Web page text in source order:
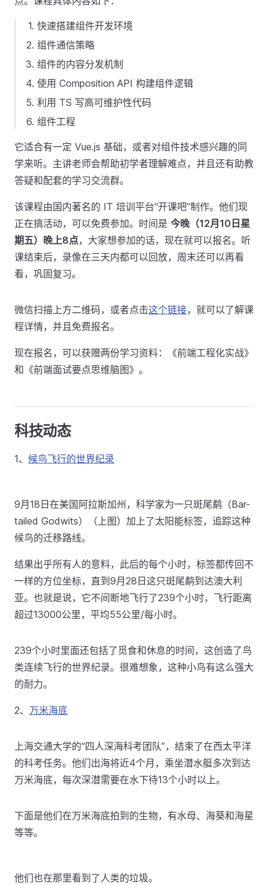
快速搭建组件开发环境
组件通信策略
组件的内容分发机制
使用 Composition API 构建组件逻辑
利用 TS 写高可维护性代码
组件工程
它适合有一定 Vue.js 基础，或者对组件技术感兴趣的同
学来听。主讲老师会帮助初学者理解难点，并且还有助教
答疑和配套的学习交流群。
该课程由国内著名的 IT 培训平台“开课吧”制作。他们现
正在搞活动，可以免费参加。时间是 今晚（12月10日星
期五）晚上8点，大家想参加的话，现在就可以报名。听
课结束后，录像在三天内都可以回放，周末还可以再看
看，巩固复习。
微信扫描上方二维码，或者点击这个链接，就可以了解课
程详情，并且免费报名。
现在报名，可以获赠两份学习资料：《前端工程化实战》
和《前端面试要点思维脑图》。
科技动态
1、 候鸟飞行的世界纪录
9月18日在美国阿拉斯加州，科学家为一只斑尾鹬（Bar-
tailed Godwits）（上图）加上了太阳能标签，追踪这种
候鸟的迁移路线。
结果出乎所有人的意料，此后的每个小时，标签都传回不
一样的方位坐标，直到9月28日这只斑尾鹬到达澳大利
亚。也就是说，它不间断地飞行了239个小时，飞行距离
超过13000公里，平均55公里/每小时。
239个小时里面还包括了觅食和休息的时间，这创造了鸟
类连续飞行的世界纪录。很难想象，这种小鸟有这么强大
的耐力。
2、 万米海底
上海交通大学的“四人深海科考团队”，结束了在西太平洋
的科考任务。他们出海将近4个月，乘坐潜水艇多次到达
万米海底，每次深潜需要在水下待13个小时以上。
下面是他们在万米海底拍到的生物，有水母、海葵和海星
等等。
他们也在那里看到了人类的垃圾。